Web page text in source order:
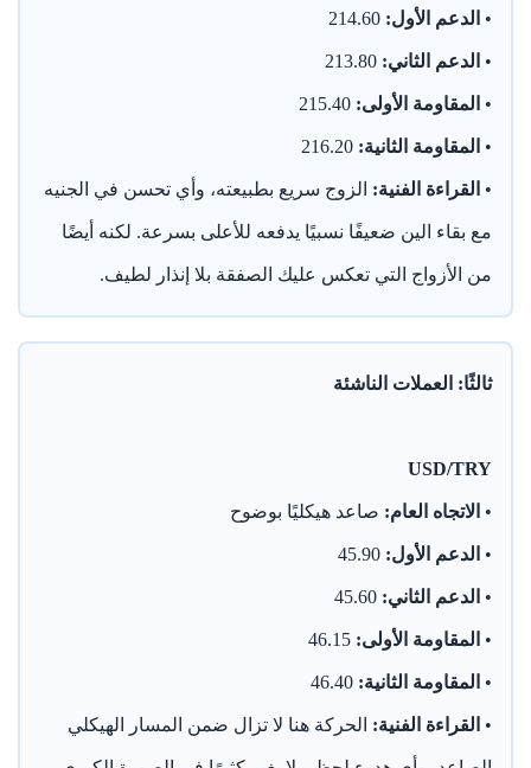
• الدعم الأول:
• الدعم الثاني:
• المقاومة الأولى:
• المقاومة الثانية:
• القراءة الفنية: الزوج سريع بطبيعته، وأي تحسن في الجنيه
مع بقاء الين ضعيفًا نسبيًا يدفعه للأعلى بسرعة. لكنه أيضًا
من الأزواج التي تعكس عليك الصفقة بلا إنذار لطيف.
ثالثًا: العملات الناشئة
USD/TRY
• الاتجاه العام: صاعد هيكليًا بوضوح
• الدعم الأول:
• الدعم الثاني:
• المقاومة الأولى:
• المقاومة الثانية:
• القراءة الفنية: الحركة هنا لا تزال ضمن المسار الهيكلي